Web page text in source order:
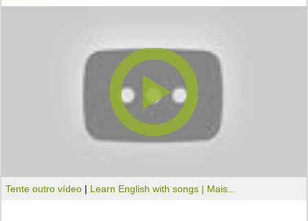
Tente outro vídeo | Learn English with songs | Mais...